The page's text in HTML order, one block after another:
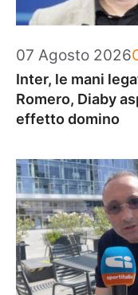
07 Agosto 2026
Inter, le mani
Romero, Diaby
effetto domino